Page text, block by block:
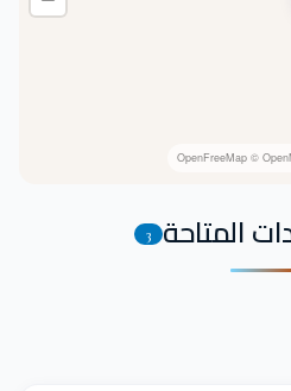
OpenFreeMap ©
المتاحة 3